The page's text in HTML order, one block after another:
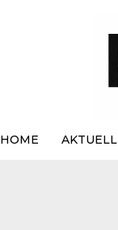
HOME AKTUELL